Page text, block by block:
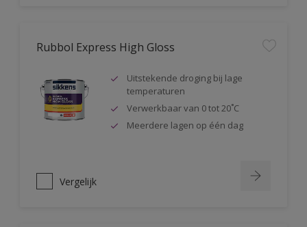
Rubbol Express High Gloss
Uitstekende droging bij lage
temperaturen
Verwerkbaar van 0 tot 20˚C
Meerdere lagen op één dag
Vergelijk